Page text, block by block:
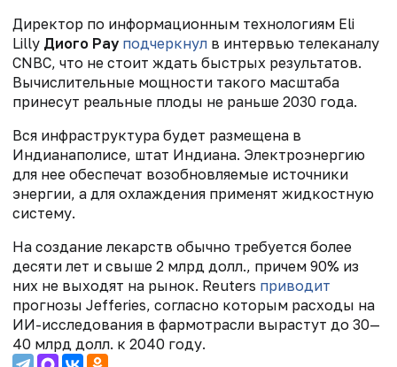
Директор по информационным технологиям Eli
Lilly Диого Рау подчеркнул в интервью телеканалу
CNBC, что не стоит ждать быстрых результатов.
Вычислительные мощности такого масштаба
принесут реальные плоды не раньше 2030 года.
Вся инфраструктура будет размещена в
Индианаполисе, штат Индиана. Электроэнергию
для нее обеспечат возобновляемые источники
энергии, а для охлаждения применят жидкостную
систему.
На создание лекарств обычно требуется более
десяти лет и свыше 2 млрд долл., причем 90% из
них не выходят на рынок. Reuters приводит
прогнозы Jefferies, согласно которым расходы на
ИИ-исследования в фармотрасли вырастут до 30—
40 млрд долл. к 2040 году.